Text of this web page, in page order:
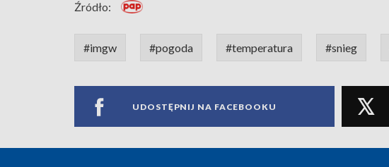
Źródło:
#imgw #pogoda #temperatura #snieg
UDOSTĘPNIJ NA FACEBOOKU